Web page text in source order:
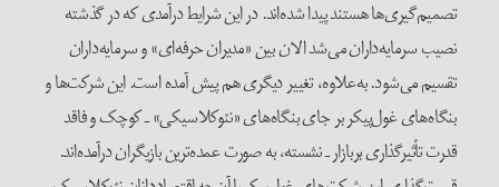
تصمیم‌گیری‌ها هستند پیدا شده‌اند. در این شرایط درآمدی که در گذشته
نصیب سرمایه‌داران می‌شد الان بین «مدیران حرفه‌ای» و سرمایه‌داران
تقسیم می‌شود. به‌علاوه، تغییر دیگری هم پیش آمده است. این شرکت‌ها و
بنگاه‌های غول‌پیکر بر جای بنگاه‌های «نئوکلاسیکی» ـ کوچک و فاقد
قدرت تأثیرگذاری بربازار ـ نشسته، به صورت عمده‌ترین بازیگران درآمده‌اند.